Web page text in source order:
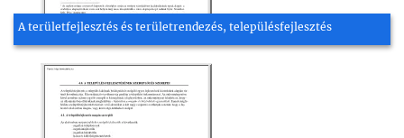
A területfejlesztés és területrendezés, településfejlesztés